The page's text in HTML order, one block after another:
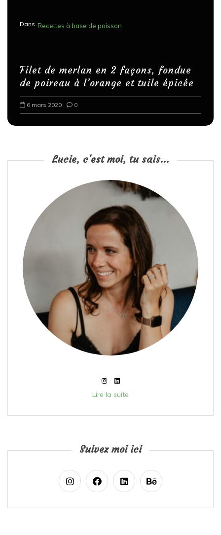
Dans Recettes à base de poisson
Filet de merlan en 2 façons, fondue
de poireau à l’orange et tuile épicée
6 mars 2020 0
Lucie, c'est moi, tu sais...
Lire la suite
Suivez moi ici